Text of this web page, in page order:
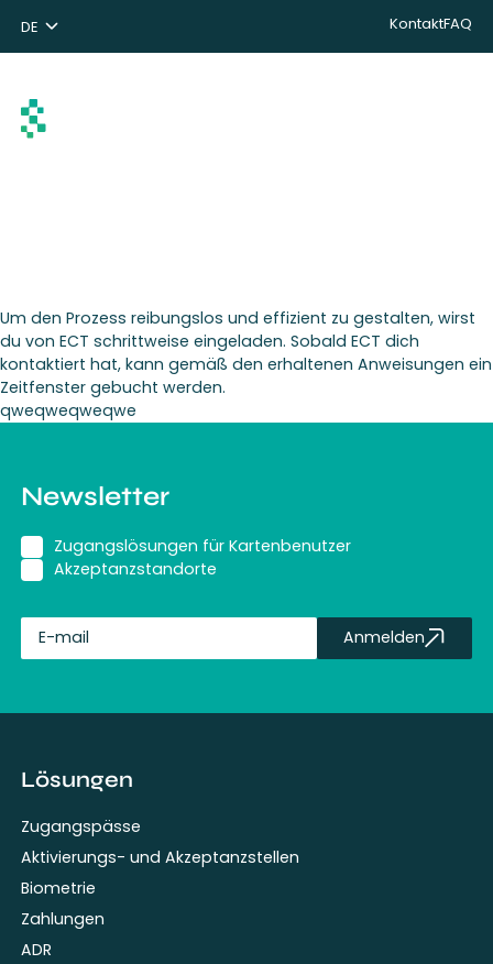
DE
NL
ENG
KontaktFAQ
Um den Prozess reibungslos und effizient zu gestalten, wirst
du von ECT schrittweise eingeladen. Sobald ECT dich
kontaktiert hat, kann gemäß den erhaltenen Anweisungen ein
Zeitfenster gebucht werden.
qweqweqweqwe
Newsletter
Zugangslösungen für Kartenbenutzer
Akzeptanzstandorte
Anmelden
Lösungen
Zugangspässe
Aktivierungs- und Akzeptanzstellen
Biometrie
Zahlungen
ADR